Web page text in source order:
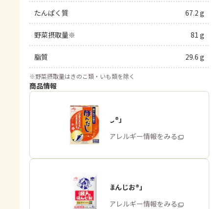
たんぱく質 67.2 g
野菜摂取量※ 81 g
脂質 29.6 g
※野菜摂取量はきのこ類・いも類を除く
商品情報
「ほんだし®」
商品・アレルギー情報をみる
「瀬戸のほんじお®」
商品・アレルギー情報をみる